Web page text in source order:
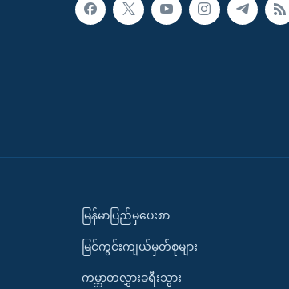
မြန်မာပြည်မှပေးစာ
မြင်ကွင်းကျယ်မှတ်စုများ
ကမ္ဘာတလွှားခရီးသွား